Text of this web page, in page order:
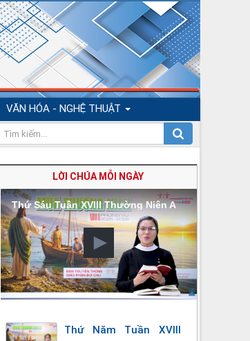
VĂN HÓA - NGHỆ THUẬT
LỜI CHÚA MỖI NGÀY
Thứ Sáu Tuần XVIII Thường Niên A
Thứ Năm Tuần XVIII